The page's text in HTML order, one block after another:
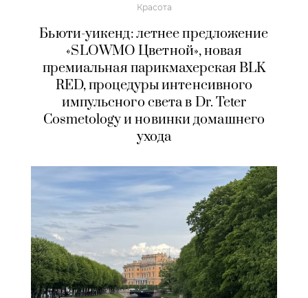
Красота
Бьюти-уикенд: летнее предложение
«SLOWMO Цветной», новая
премиальная парикмахерская BLK
RED, процедуры интенсивного
импульсного света в Dr. Teter
Cosmetology и новинки домашнего
ухода